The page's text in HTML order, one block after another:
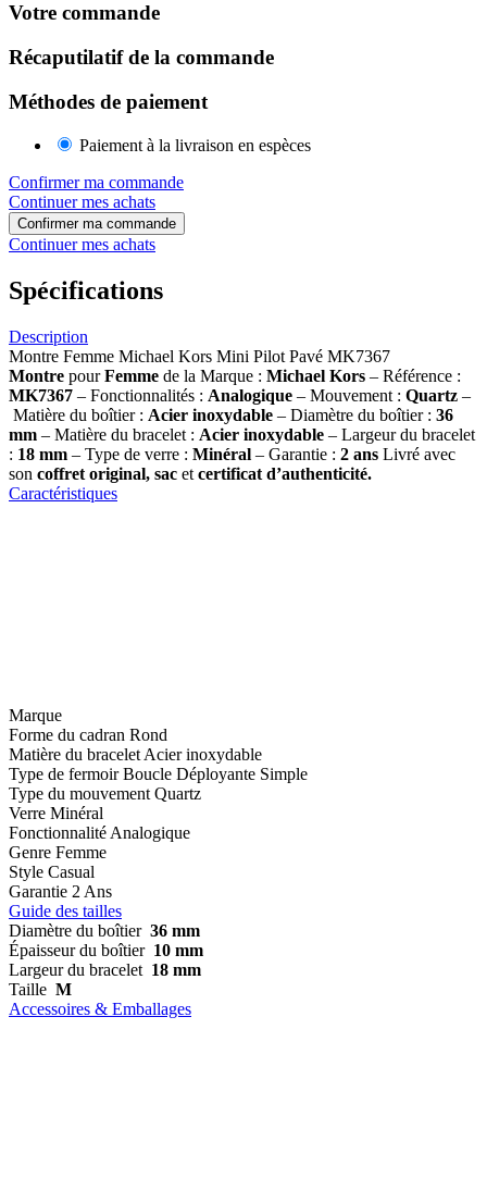
Votre commande
Récaputilatif de la commande
Méthodes de paiement
Paiement à la livraison en espèces
Confirmer ma commande
Continuer mes achats
Confirmer ma commande
Continuer mes achats
Spécifications
Description
Montre Femme Michael Kors Mini Pilot Pavé MK7367
Montre pourFemme de la Marque : Michael Kors – Référence :
MK7367 – Fonctionnalités : Analogique – Mouvement : Quartz –
Matière du boîtier : Acier inoxydable – Diamètre du boîtier : 36
mm – Matière du bracelet : Acier inoxydable – Largeur du bracelet
: 18 mm – Type de verre : Minéral – Garantie : 2 ans Livré avec
son coffret original, sac et certificat d’authenticité.
Caractéristiques
Marque
Forme du cadran Rond
Matière du bracelet Acier inoxydable
Type de fermoir Boucle Déployante Simple
Type du mouvement Quartz
Verre Minéral
Fonctionnalité Analogique
Genre Femme
Style Casual
Garantie 2 Ans
Guide des tailles
Diamètre du boîtier 36 mm
Épaisseur du boîtier 10 mm
Largeur du bracelet 18 mm
Taille M
Accessoires & Emballages